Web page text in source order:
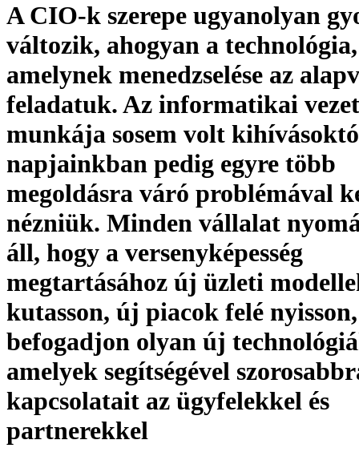
A CIO-k szerepe ugyanolyan
változik, ahogyan a technológia,
amelynek menedzselése az
feladatuk. Az informatikai
munkája sosem volt
napjainkban pedig egyre több
megoldásra váró problémával
nézniük. Minden vállalat
áll, hogy a versenyképesség
megtartásához új üzleti
kutasson, új piacok felé nyisson,
befogadjon olyan új
amelyek segítségével
kapcsolatait az ügyfelekkel és
partnerekkel